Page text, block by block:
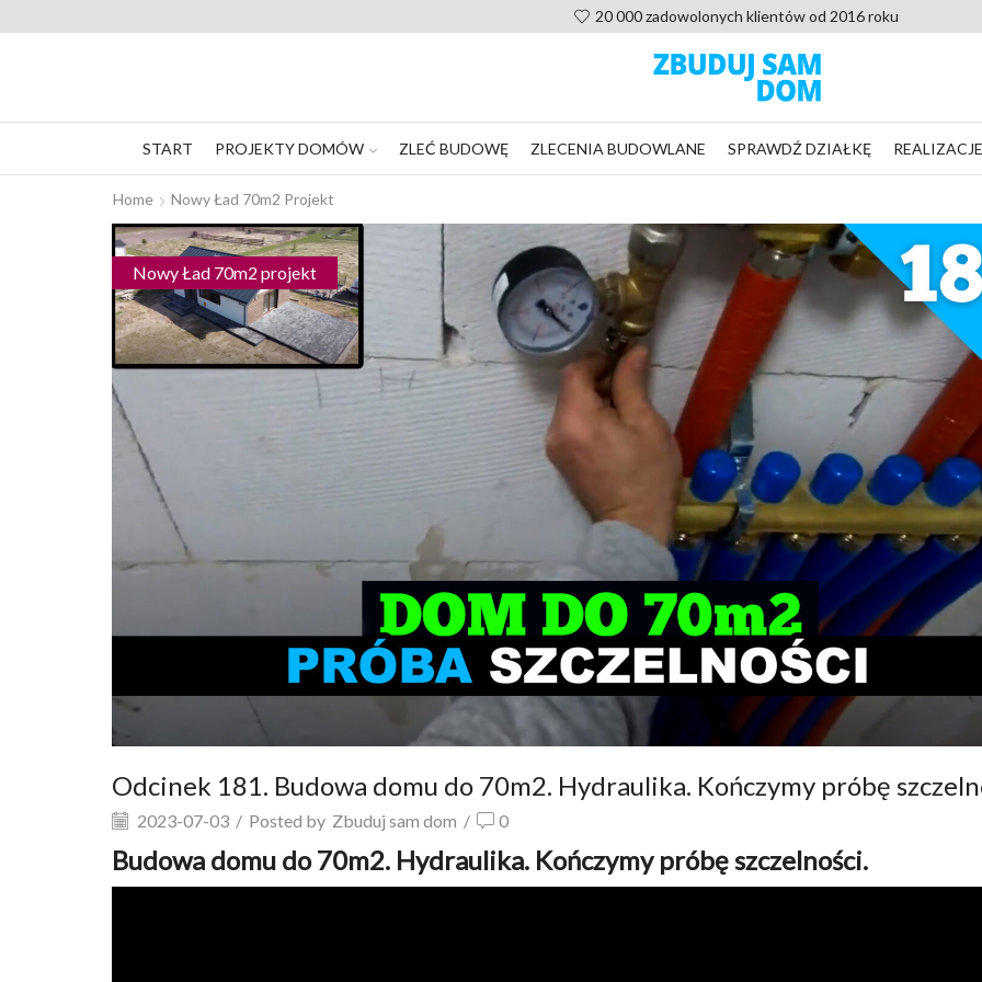
20 000 zadowolonych klientów od 2016 roku
START PROJEKTY DOMÓW ZLEĆ BUDOWĘ ZLECENIA BUDOWLANE SPRAWDŹ DZIAŁKĘ REALIZACJE
Home Nowy Ład 70m2 Projekt
Nowy Ład 70m2 projekt
Odcinek 181. Budowa domu do 70m2. Hydraulika. Kończymy próbę
2023-07-03 / Posted by Zbuduj sam dom / 0
Budowa domu do 70m2. Hydraulika. Kończymy próbę szczelności.